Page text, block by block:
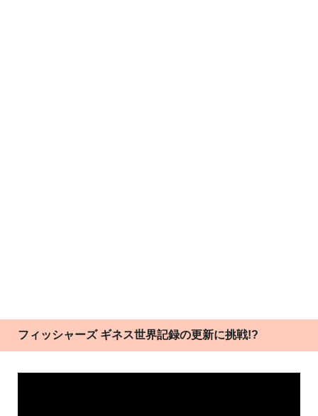
フィッシャーズ ギネス世界記録の更新に挑戦!?